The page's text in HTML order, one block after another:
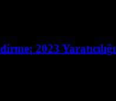
2023